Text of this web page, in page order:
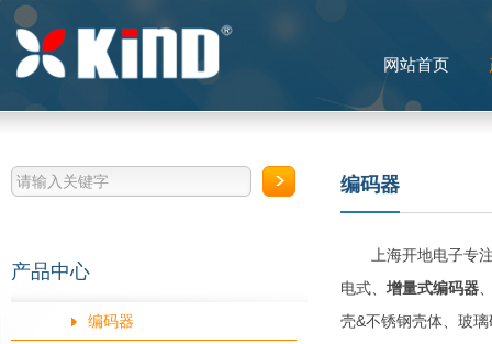
网站首页
产品中心
编码器
编码器
上海开地电子专注
电式、 增量式编码器
壳&不锈钢壳体、玻